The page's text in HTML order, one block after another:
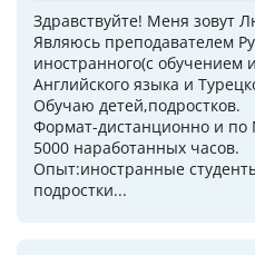
Здравствуйте! Меня зовут
Являюсь преподавателем
иностранного(с обучением
Английского языка и
Обучаю детей,подростков.
Формат-дистанционно и по
5000 наработанных часов.
Опыт:иностранные
подростки...